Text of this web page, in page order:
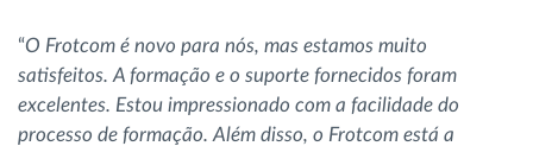
“O Frotcom é novo para nós, mas estamos muito
satisfeitos. A formação e o suporte fornecidos foram
excelentes. Estou impressionado com a facilidade do
processo de formação. Além disso, o Frotcom está a